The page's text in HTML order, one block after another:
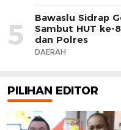
5
Bawaslu Sidrap
Sambut HUT ke-
dan Polres
DAERAH
PILIHAN EDITOR